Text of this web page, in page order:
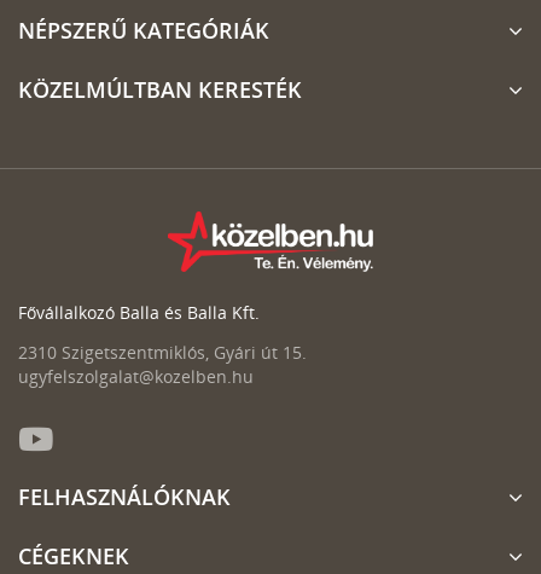
NÉPSZERŰ KATEGÓRIÁK
KÖZELMÚLTBAN KERESTÉK
Fővállalkozó Balla és Balla Kft.
2310 Szigetszentmiklós, Gyári út 15.
ugyfelszolgalat@kozelben.hu
FELHASZNÁLÓKNAK
CÉGEKNEK